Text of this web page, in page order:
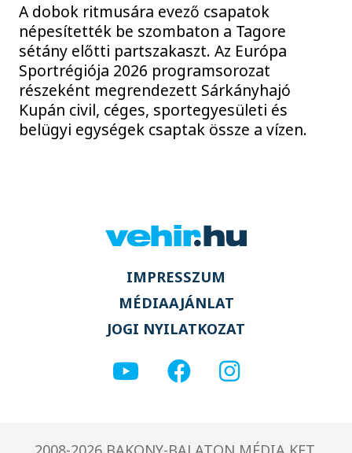
A dobok ritmusára evező csapatok
népesítették be szombaton a Tagore
sétány előtti partszakaszt. Az Európa
Sportrégiója 2026 programsorozat
részeként megrendezett Sárkányhajó
Kupán civil, céges, sportegyesületi és
belügyi egységek csaptak össze a vízen.
IMPRESSZUM
MÉDIAAJÁNLAT
JOGI NYILATKOZAT